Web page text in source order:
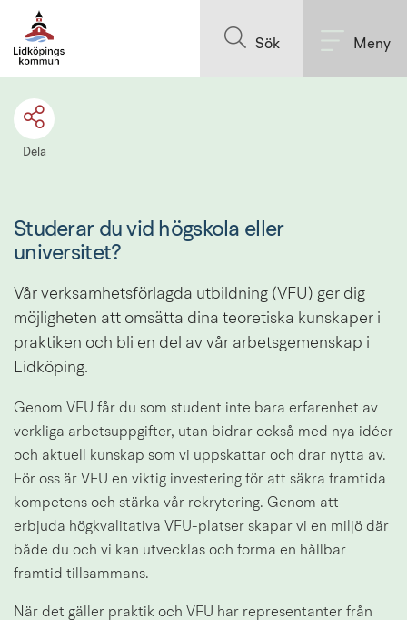
Sök Meny
Dela
Studerar du vid högskola eller
universitet?
Vår verksamhetsförlagda utbildning (VFU) ger dig
möjligheten att omsätta dina teoretiska kunskaper i
praktiken och bli en del av vår arbetsgemenskap i
Lidköping.
Genom VFU får du som student inte bara erfarenhet av
verkliga arbetsuppgifter, utan bidrar också med nya idéer
och aktuell kunskap som vi uppskattar och drar nytta av.
För oss är VFU en viktig investering för att säkra framtida
kompetens och stärka vår rekrytering. Genom att
erbjuda högkvalitativa VFU-platser skapar vi en miljö där
både du och vi kan utvecklas och forma en hållbar
framtid tillsammans.
När det gäller praktik och VFU har representanter från